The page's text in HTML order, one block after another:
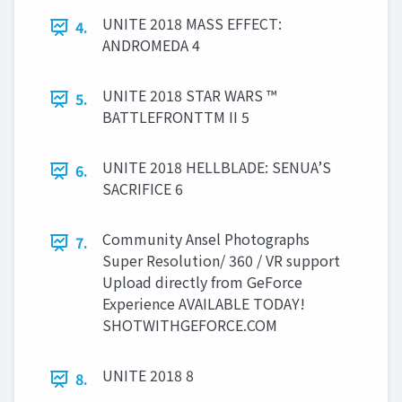
4.
UNITE 2018 MASS EFFECT:
ANDROMEDA 4
5.
UNITE 2018 STAR WARS ™
BATTLEFRONTTM II 5
6.
UNITE 2018 HELLBLADE: SENUA’S
SACRIFICE 6
7.
Community Ansel Photographs
Super Resolution/ 360 / VR support
Upload directly from GeForce
Experience AVAILABLE TODAY!
SHOTWITHGEFORCE.COM
8. UNITE 2018 8